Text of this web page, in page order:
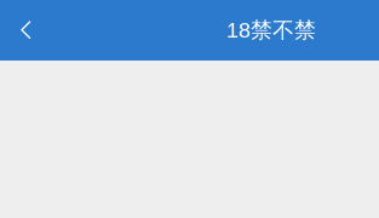
18禁不禁